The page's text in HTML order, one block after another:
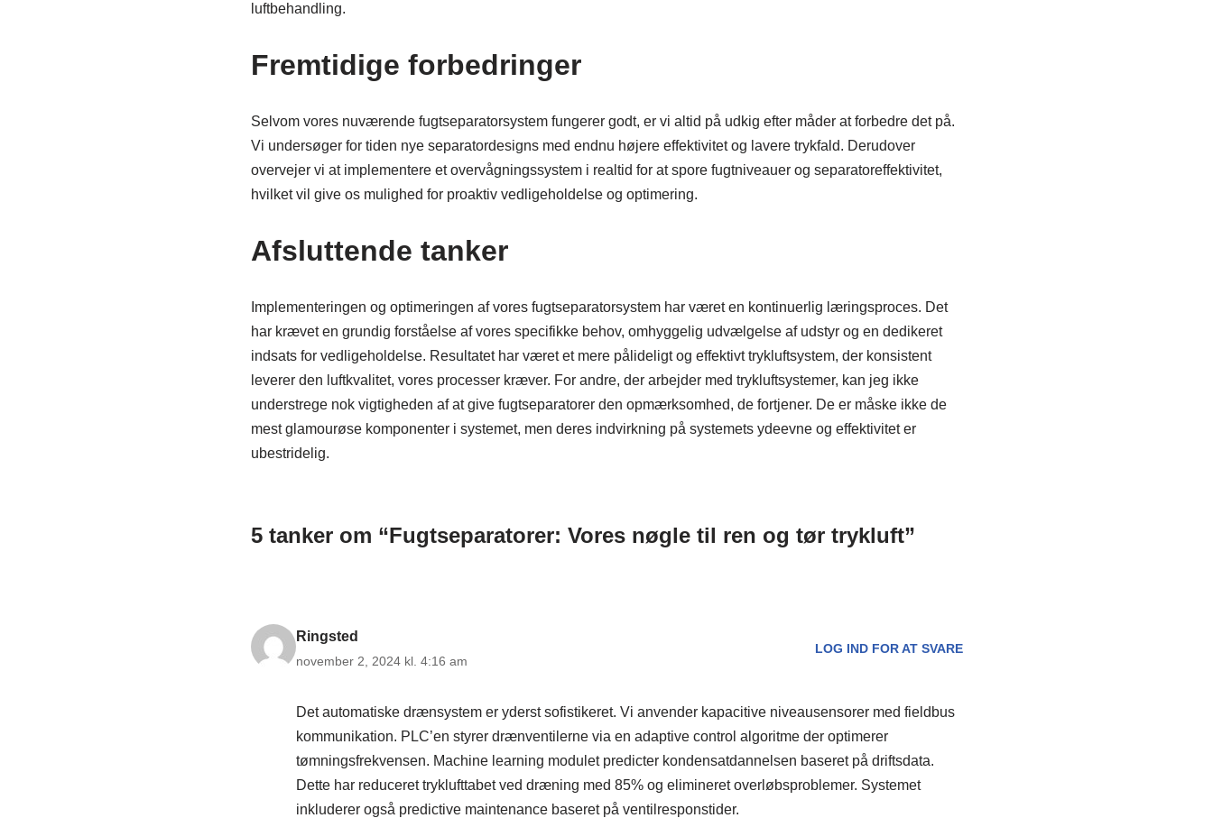
luftbehandling.
Fremtidige forbedringer
Selvom vores nuværende fugtseparatorsystem fungerer godt, er vi altid på udkig efter måder at forbedre det på.
Vi undersøger for tiden nye separatordesigns med endnu højere effektivitet og lavere trykfald. Derudover
overvejer vi at implementere et overvågningssystem i realtid for at spore fugtniveauer og separatoreffektivitet,
hvilket vil give os mulighed for proaktiv vedligeholdelse og optimering.
Afsluttende tanker
Implementeringen og optimeringen af vores fugtseparatorsystem har været en kontinuerlig læringsproces. Det
har krævet en grundig forståelse af vores specifikke behov, omhyggelig udvælgelse af udstyr og en dedikeret
indsats for vedligeholdelse. Resultatet har været et mere pålideligt og effektivt trykluftsystem, der konsistent
leverer den luftkvalitet, vores processer kræver. For andre, der arbejder med trykluftsystemer, kan jeg ikke
understrege nok vigtigheden af at give fugtseparatorer den opmærksomhed, de fortjener. De er måske ikke de
mest glamourøse komponenter i systemet, men deres indvirkning på systemets ydeevne og effektivitet er
ubestridelig.
5 tanker om “Fugtseparatorer: Vores nøgle til ren og tør trykluft”
Ringsted
november 2, 2024 kl. 4:16 am
LOG IND FOR AT SVARE
Det automatiske drænsystem er yderst sofistikeret. Vi anvender kapacitive niveausensorer med fieldbus
kommunikation. PLC’en styrer drænventilerne via en adaptive control algoritme der optimerer
tømningsfrekvensen. Machine learning modulet predicter kondensatdannelsen baseret på driftsdata.
Dette har reduceret tryklufttabet ved dræning med 85% og elimineret overløbsproblemer. Systemet
inkluderer også predictive maintenance baseret på ventilresponstider.